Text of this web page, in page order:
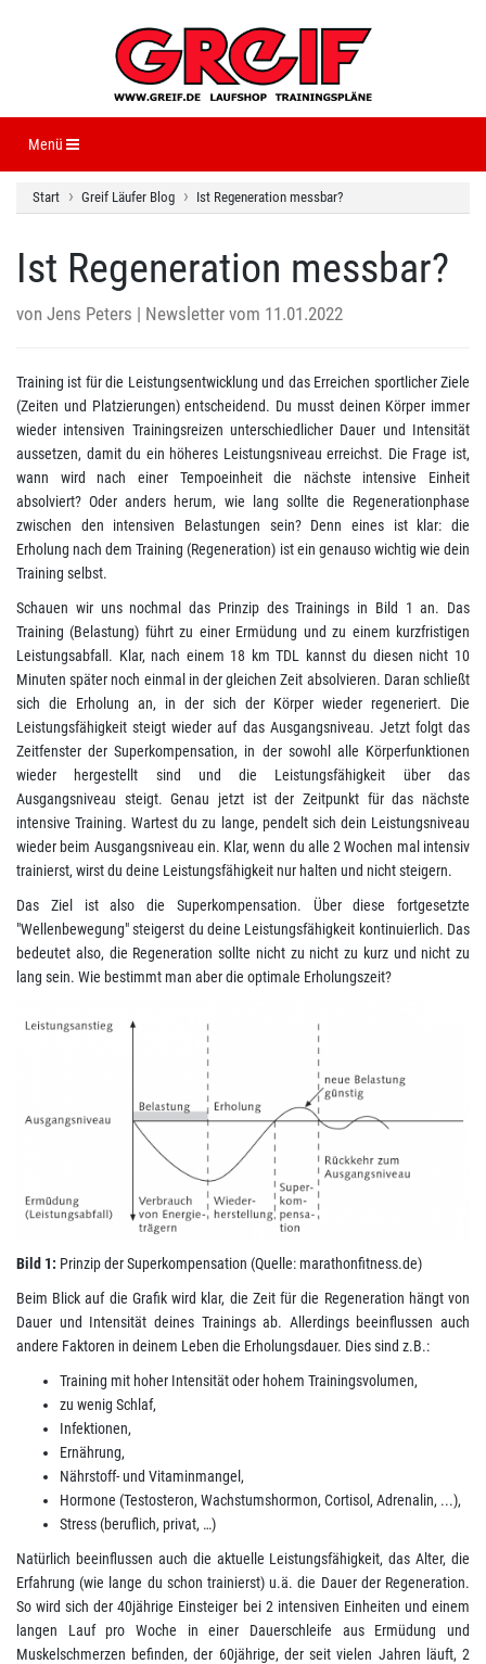
Menü Navigation ein-/ausblenden
Start Greif Läufer Blog Ist Regeneration messbar?
Ist Regeneration messbar?
von Jens Peters | Newsletter vom 11.01.2022
Training ist für die Leistungsentwicklung und das Erreichen sportlicher Ziele
(Zeiten und Platzierungen) entscheidend. Du musst deinen Körper immer
wieder intensiven Trainingsreizen unterschiedlicher Dauer und Intensität
aussetzen, damit du ein höheres Leistungsniveau erreichst. Die Frage ist,
wann wird nach einer Tempoeinheit die nächste intensive Einheit
absolviert? Oder anders herum, wie lang sollte die Regenerationphase
zwischen den intensiven Belastungen sein? Denn eines ist klar: die
Erholung nach dem Training (Regeneration) ist ein genauso wichtig wie dein
Training selbst.
Schauen wir uns nochmal das Prinzip des Trainings in Bild 1 an. Das
Training (Belastung) führt zu einer Ermüdung und zu einem kurzfristigen
Leistungsabfall. Klar, nach einem 18 km TDL kannst du diesen nicht 10
Minuten später noch einmal in der gleichen Zeit absolvieren. Daran schließt
sich die Erholung an, in der sich der Körper wieder regeneriert. Die
Leistungsfähigkeit steigt wieder auf das Ausgangsniveau. Jetzt folgt das
Zeitfenster der Superkompensation, in der sowohl alle Körperfunktionen
wieder hergestellt sind und die Leistungsfähigkeit über das
Ausgangsniveau steigt. Genau jetzt ist der Zeitpunkt für das nächste
intensive Training. Wartest du zu lange, pendelt sich dein Leistungsniveau
wieder beim Ausgangsniveau ein. Klar, wenn du alle 2 Wochen mal intensiv
trainierst, wirst du deine Leistungsfähigkeit nur halten und nicht steigern.
Das Ziel ist also die Superkompensation. Über diese fortgesetzte
"Wellenbewegung" steigerst du deine Leistungsfähigkeit kontinuierlich. Das
bedeutet also, die Regeneration sollte nicht zu nicht zu kurz und nicht zu
lang sein. Wie bestimmt man aber die optimale Erholungszeit?
Bild 1: Prinzip der Superkompensation (Quelle: marathonfitness.de)
Beim Blick auf die Grafik wird klar, die Zeit für die Regeneration hängt von
Dauer und Intensität deines Trainings ab. Allerdings beeinflussen auch
andere Faktoren in deinem Leben die Erholungsdauer. Dies sind z.B.:
Training mit hoher Intensität oder hohem Trainingsvolumen,
zu wenig Schlaf,
Infektionen,
Ernährung,
Nährstoff- und Vitaminmangel,
Hormone (Testosteron, Wachstumshormon, Cortisol, Adrenalin, ...),
Stress (beruflich, privat, …)
Natürlich beeinflussen auch die aktuelle Leistungsfähigkeit, das Alter, die
Erfahrung (wie lange du schon trainierst) u.ä. die Dauer der Regeneration.
So wird sich der 40jährige Einsteiger bei 2 intensiven Einheiten und einem
langen Lauf pro Woche in einer Dauerschleife aus Ermüdung und
Muskelschmerzen befinden, der 60jährige, der seit vielen Jahren läuft, 2